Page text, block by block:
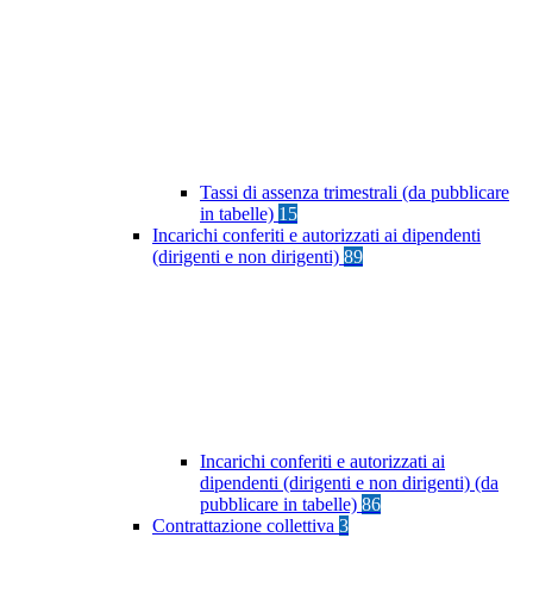
Tassi di assenza trimestrali (da pubblicare
in tabelle) 15
Incarichi conferiti e autorizzati ai dipendenti
(dirigenti e non dirigenti) 89
Incarichi conferiti e autorizzati ai
dipendenti (dirigenti e non dirigenti) (da
pubblicare in tabelle) 86
Contrattazione collettiva 3